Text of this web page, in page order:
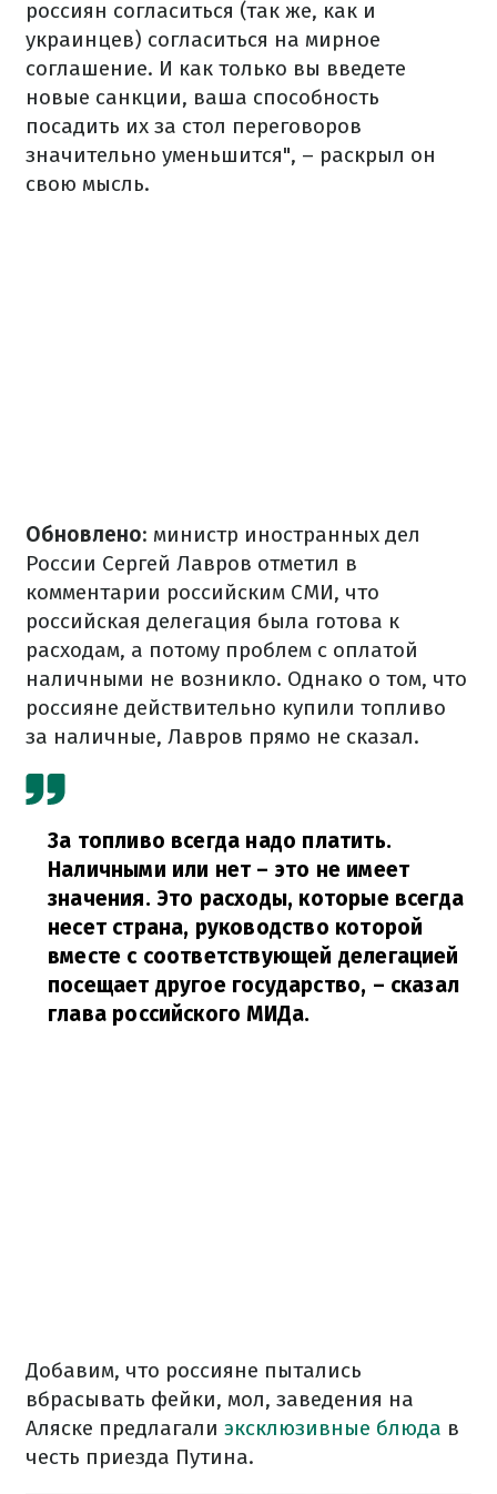
россиян согласиться (так же, как и
украинцев) согласиться на мирное
соглашение. И как только вы введете
новые санкции, ваша способность
посадить их за стол переговоров
значительно уменьшится", – раскрыл он
свою мысль.
Обновлено: министр иностранных дел
России Сергей Лавров отметил в
комментарии российским СМИ, что
российская делегация была готова к
расходам, а потому проблем с оплатой
наличными не возникло. Однако о том, что
россияне действительно купили топливо
за наличные, Лавров прямо не сказал.
За топливо всегда надо платить.
Наличными или нет – это не имеет
значения. Это расходы, которые всегда
несет страна, руководство которой
вместе с соответствующей делегацией
посещает другое государство, – сказал
глава российского МИДа.
Добавим, что россияне пытались
вбрасывать фейки, мол, заведения на
Аляске предлагали эксклюзивные блюда в
честь приезда Путина.